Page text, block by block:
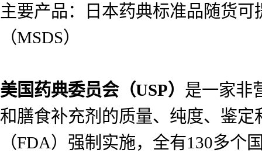
主要产品：日本药典标准品随货
（MSDS）
美国药典委员会（USP） 是一家非
和膳食补充剂的质量、纯度、鉴
（FDA）强制实施，全有130多个